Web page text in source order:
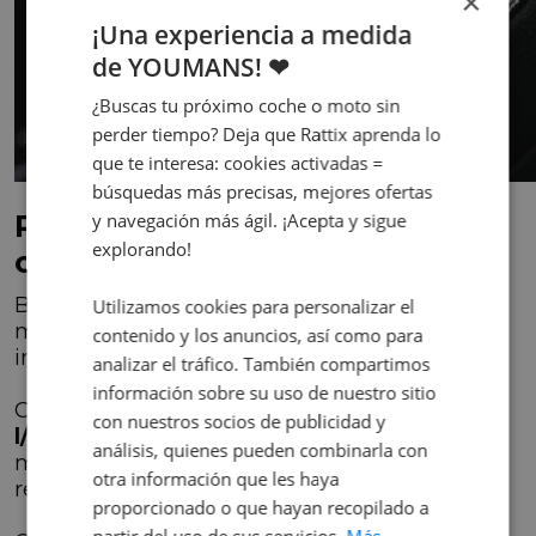
Potencia y Eficiencia
combinada con Seguridad
Bajo el capó, el Subaru XV cuenta con un
motor de114 CVque ofrece un equilibrio
impresionante entre potencia y eficiencia.
Con un
consumo de combustible de 6.4
l/100 km, demuestra su compromiso con el
medio ambiente sin comprometer el
rendimiento.
¡Una experiencia a medida
de YOUMANS! ❤
¿Buscas tu próximo coche o moto sin
perder tiempo? Deja que Rattix aprenda lo
que te interesa: cookies activadas =
búsquedas más precisas, mejores ofertas
y navegación más ágil. ¡Acepta y sigue
explorando!
Utilizamos cookies para personalizar el
contenido y los anuncios, así como para
analizar el tráfico. También compartimos
información sobre su uso de nuestro sitio
con nuestros socios de publicidad y
análisis, quienes pueden combinarla con
otra información que les haya
proporcionado o que hayan recopilado a